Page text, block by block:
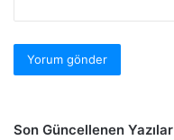
Son Güncellenen Yazılar